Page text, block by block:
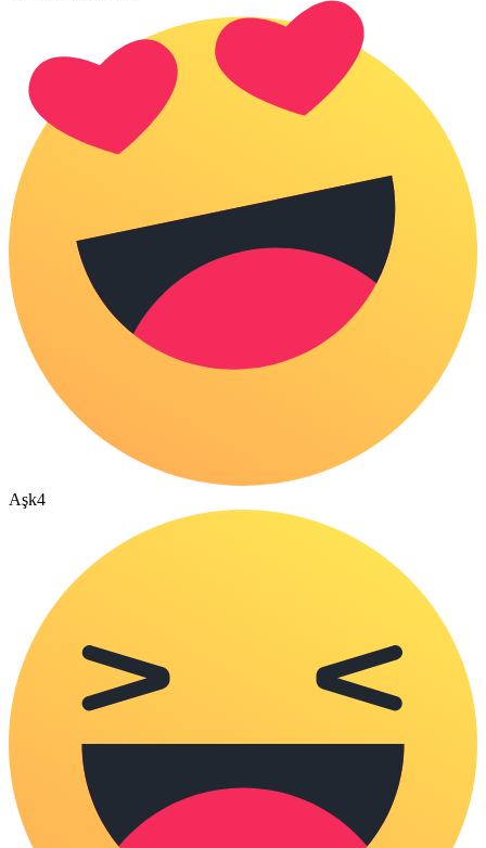
Aşk4